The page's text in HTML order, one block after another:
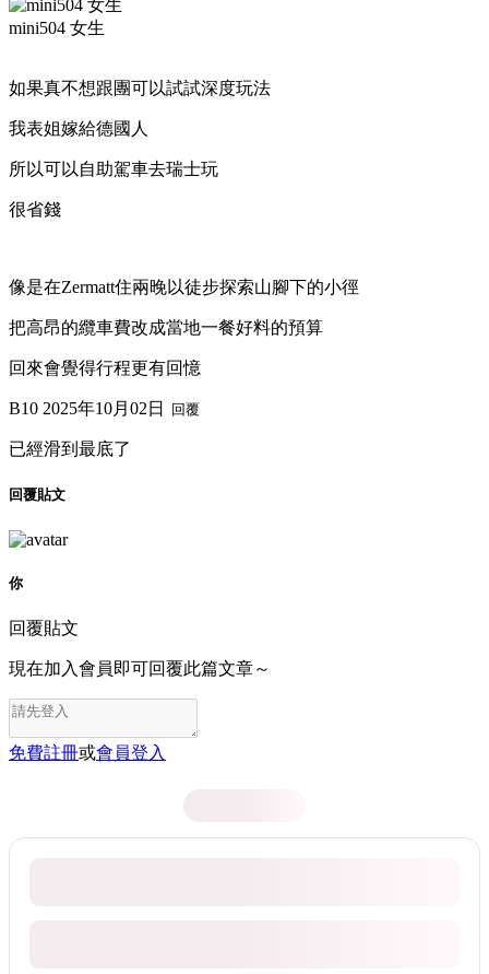
mini504 女生
如果真不想跟團可以試試深度玩法
我表姐嫁給德國人
所以可以自助駕車去瑞士玩
很省錢
像是在Zermatt住兩晚以徒步探索山腳下的小徑
把高昂的纜車費改成當地一餐好料的預算
回來會覺得行程更有回憶
B10 2025年10月02日 回覆
已經滑到最底了
回覆貼文
你
回覆貼文
現在加入會員即可回覆此篇文章～
免費註冊或會員登入